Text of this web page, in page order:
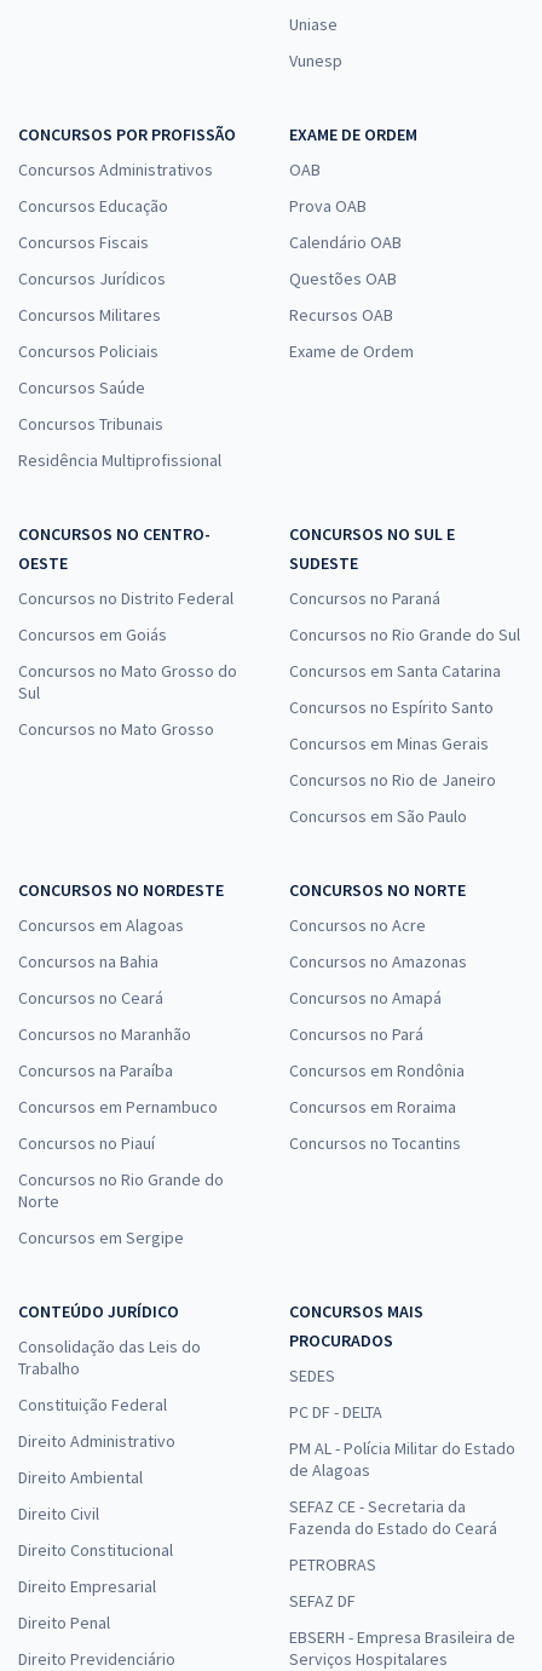
Uniase
Vunesp
CONCURSOS POR PROFISSÃO
Concursos Administrativos
Concursos Educação
Concursos Fiscais
Concursos Jurídicos
Concursos Militares
Concursos Policiais
Concursos Saúde
Concursos Tribunais
Residência Multiprofissional
EXAME DE ORDEM
OAB
Prova OAB
Calendário OAB
Questões OAB
Recursos OAB
Exame de Ordem
CONCURSOS NO CENTRO-
OESTE
Concursos no Distrito Federal
Concursos em Goiás
Concursos no Mato Grosso do
Sul
Concursos no Mato Grosso
CONCURSOS NO SUL E
SUDESTE
Concursos no Paraná
Concursos no Rio Grande do Sul
Concursos em Santa Catarina
Concursos no Espírito Santo
Concursos em Minas Gerais
Concursos no Rio de Janeiro
Concursos em São Paulo
CONCURSOS NO NORDESTE
Concursos em Alagoas
Concursos na Bahia
Concursos no Ceará
Concursos no Maranhão
Concursos na Paraíba
Concursos em Pernambuco
Concursos no Piauí
Concursos no Rio Grande do
Norte
Concursos em Sergipe
CONCURSOS NO NORTE
Concursos no Acre
Concursos no Amazonas
Concursos no Amapá
Concursos no Pará
Concursos em Rondônia
Concursos em Roraima
Concursos no Tocantins
CONTEÚDO JURÍDICO
Consolidação das Leis do
Trabalho
Constituição Federal
Direito Administrativo
Direito Ambiental
Direito Civil
Direito Constitucional
Direito Empresarial
Direito Penal
Direito Previdenciário
CONCURSOS MAIS
PROCURADOS
SEDES
PC DF - DELTA
PM AL - Polícia Militar do Estado
de Alagoas
SEFAZ CE - Secretaria da
Fazenda do Estado do Ceará
PETROBRAS
SEFAZ DF
EBSERH - Empresa Brasileira de
Serviços Hospitalares